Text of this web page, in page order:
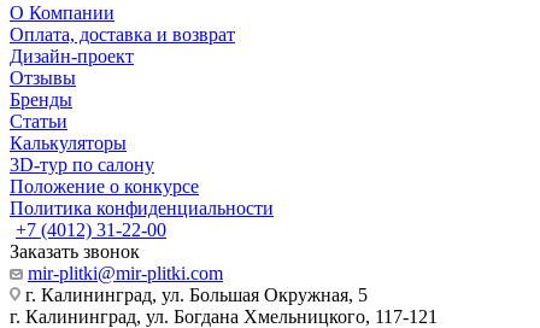
О Компании
Оплата, доставка и возврат
Дизайн-проект
Отзывы
Бренды
Статьи
Калькуляторы
3D-тур по салону
Положение о конкурсе
Политика конфиденциальности
+7 (4012) 31-22-00
Заказать звонок
mir-plitki@mir-plitki.com
г. Калининград, ул. Большая Окружная, 5
г. Калининград, ул. Богдана Хмельницкого, 117-121